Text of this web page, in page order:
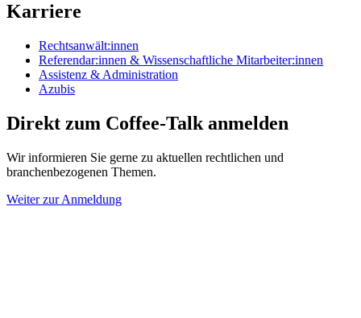
Karriere
Rechtsanwält:innen
Referendar:innen & Wissenschaftliche Mitarbeiter:innen
Assistenz & Administration
Azubis
Direkt zum Coffee-Talk anmelden
Wir informieren Sie gerne zu aktuellen rechtlichen und
branchenbezogenen Themen.
Weiter zur Anmeldung